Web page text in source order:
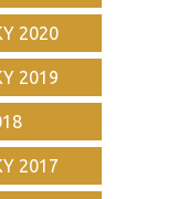
2020
2019
2017